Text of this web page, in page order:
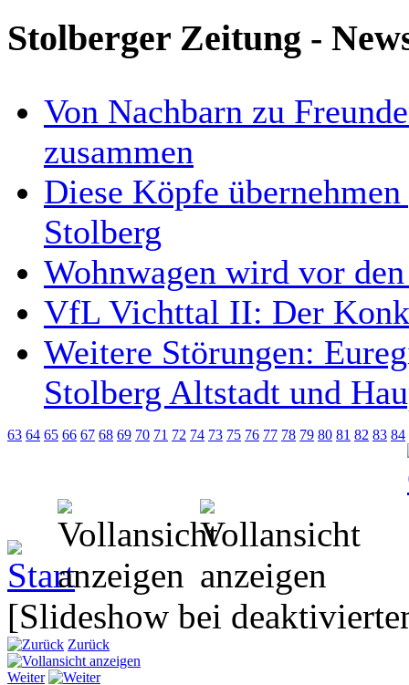
Stolberger Zeitung -
Von Nachbarn zu
zusammen
Diese Köpfe
Stolberg
Wohnwagen wird vor
VfL Vichttal II: Der
Weitere Störungen:
Stolberg Altstadt und
63 64 65 66 67 68 69 70 71 72 74 73 75 76 77 78 79 80 81 82 83 84
[Slideshow bei
Zurück
Weiter